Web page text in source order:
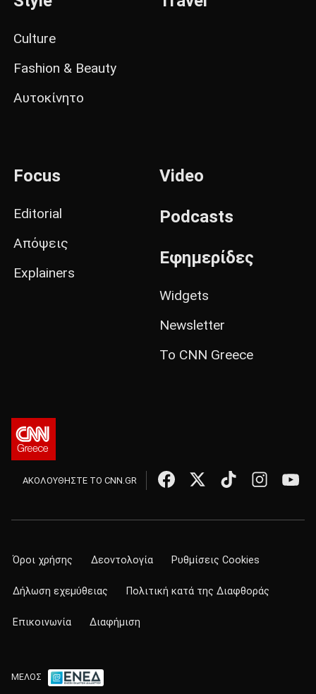
Culture
Fashion & Beauty
Αυτοκίνητο
Focus
Editorial
Απόψεις
Explainers
Video
Podcasts
Εφημερίδες
Widgets
Newsletter
Το CNN Greece
ΑΚΟΛΟΥΘΗΣΤΕ ΤΟ CNN.GR
Όροι χρήσης Δεοντολογία Ρυθμίσεις Cookies
Δήλωση εχεμύθειας Πολιτική κατά της Διαφθοράς
Επικοινωνία Διαφήμιση
ΜΕΛΟΣ